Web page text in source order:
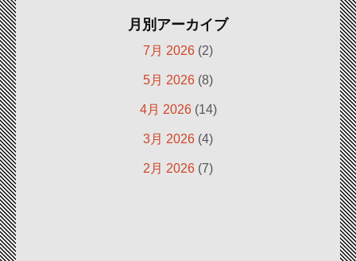
月別アーカイブ
7月 2026 (2)
5月 2026 (8)
4月 2026(14)
3月 2026 (4)
2月 2026 (7)